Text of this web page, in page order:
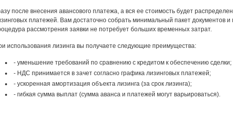
после внесения авансового платежа, а вся ее стоимость будет
платежей. Вам достаточно собрать минимальный пакет документов и
рассмотрения заявки не потребует больших временных затрат.
использования лизинга вы получаете следующие преимущества:
- уменьшение требований по сравнению с кредитом к обеспечению сделки;
- НДС принимается в зачет согласно графика лизинговых платежей;
- ускоренная амортизация объекта лизинга (за срок лизинга);
- гибкая сумма выплат (сумма аванса и платежей могут варьироваться).